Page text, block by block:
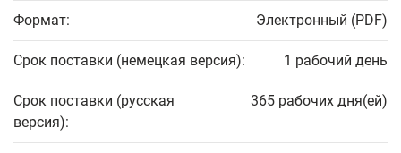
Формат: Электронный (PDF)
Срок поставки (немецкая версия): 1 рабочий день
Срок поставки (русская
версия):
365 рабочих дня(ей)